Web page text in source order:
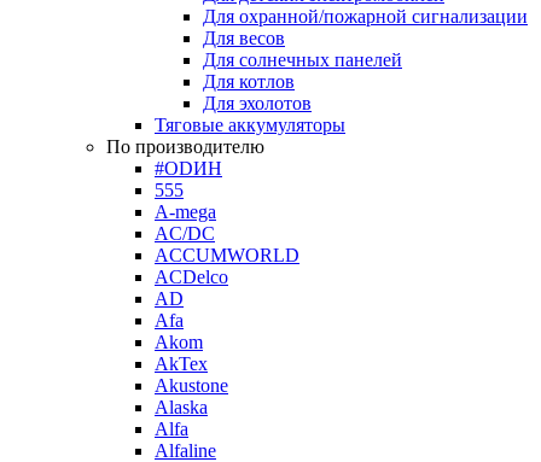
Для охранной/пожарной сигнализации
Для весов
Для солнечных панелей
Для котлов
Для эхолотов
Тяговые аккумуляторы
По производителю
#ODИН
555
A-mega
AC/DC
ACCUMWORLD
ACDelco
AD
Afa
Akom
AkTex
Akustone
Alaska
Alfa
Alfaline